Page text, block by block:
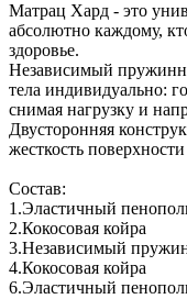
Матрац Хард - это
абсолютно каждому,
здоровье.
Независимый
тела индивидуально:
снимая нагрузку и
Двусторонняя
жесткость
Состав:
1.Эластичный
2.Кокосовая койра
3.Независимый
4.Кокосовая койра
6.Эластичный